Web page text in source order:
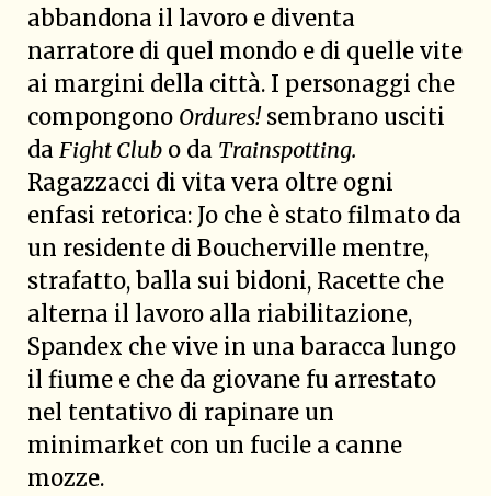
abbandona il lavoro e diventa
narratore di quel mondo e di quelle vite
ai margini della città. I personaggi che
compongono Ordures!sembrano usciti
da Fight Club o da Trainspotting.
Ragazzacci di vita vera oltre ogni
enfasi retorica: Jo che è stato filmato da
un residente di Boucherville mentre,
strafatto, balla sui bidoni, Racette che
alterna il lavoro alla riabilitazione,
Spandex che vive in una baracca lungo
il fiume e che da giovane fu arrestato
nel tentativo di rapinare un
minimarket con un fucile a canne
mozze.